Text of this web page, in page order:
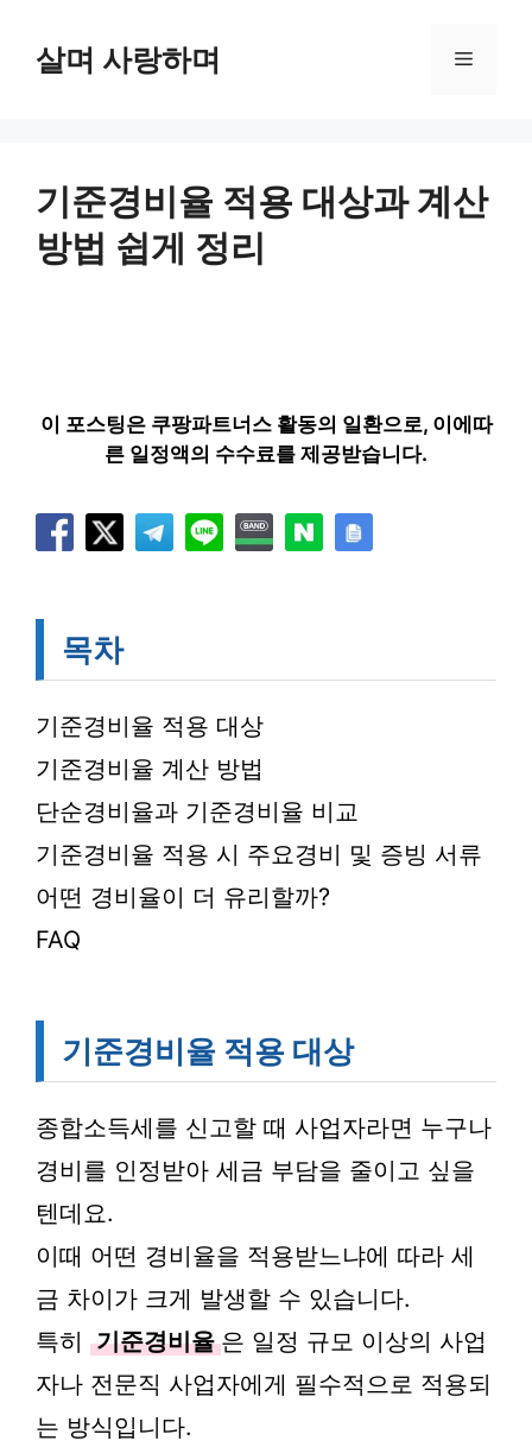
살며 사랑하며 메
기준경비율 적용 대상과 계산
방법 쉽게 정리
이 포스팅은 쿠팡파트너스 활동의 일환으로, 이에따
른 일정액의 수수료를 제공받습니다.
목차
기준경비율 적용 대상
기준경비율 계산 방법
단순경비율과 기준경비율 비교
기준경비율 적용 시 주요경비 및 증빙 서류
어떤 경비율이 더 유리할까?
FAQ
기준경비율 적용 대상
종합소득세를 신고할 때 사업자라면 누구나
경비를 인정받아 세금 부담을 줄이고 싶을
텐데요.
이때 어떤 경비율을 적용받느냐에 따라 세
금 차이가 크게 발생할 수 있습니다.
특히 기준경비율 은 일정 규모 이상의 사업
자나 전문직 사업자에게 필수적으로 적용되
는 방식입니다.